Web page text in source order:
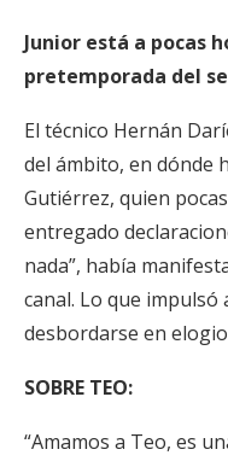
Junior está a pocas
pretemporada del
El técnico Hernán
del ámbito, en dónde
Gutiérrez, quien
entregado
nada”, había
canal. Lo que
desbordarse en
SOBRE TEO:
“Amamos a Teo, es